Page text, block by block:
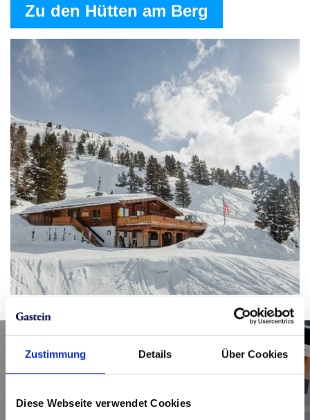
Zustimmung Details Über Cookies
Diese Webseite verwendet Cookies
Zu den Hütten am Berg
Tickets für die Skitour